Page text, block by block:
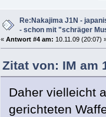
Re:Nakajima J1N -
- schon mit "schräger
« Antwort #4 am: 10.11.09 (20:07)
Zitat von: IM am
Daher vielleicht
gerichteten